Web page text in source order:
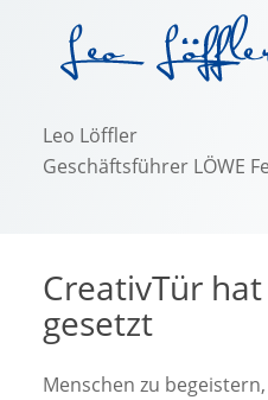
Leo Löffler
Geschäftsführer LÖWE
CreativTür
gesetzt
Menschen zu